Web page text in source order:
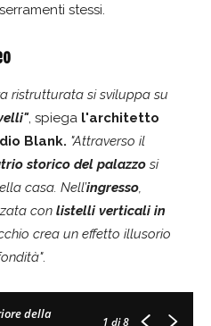
stessi.
ristrutturata si sviluppa su
, spiega l'architetto
Blank. "Attraverso il
storico del palazzo si
casa. Nell’ingresso,
con listelli verticali in
crea un effetto illusorio
.
della
1 di 8